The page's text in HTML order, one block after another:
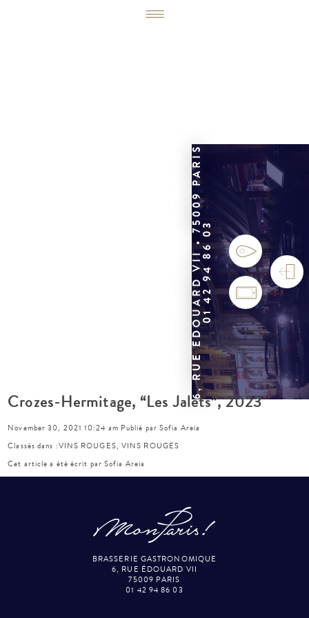
6, RUE ÉDOUARD VII • 75009 PARIS01 42 94 86 03
Crozes-Hermitage, “Les Jalets”, 2023
November 30, 2021 10:24 am Publié parSofia Areia
Classés dans :VINS ROUGES, VINS ROUGES
Cet article a été écrit par Sofia Areia
BRASSERIE GASTRONOMIQUE
6, RUE ÉDOUARD VII
75009 PARIS
01 42 94 86 03